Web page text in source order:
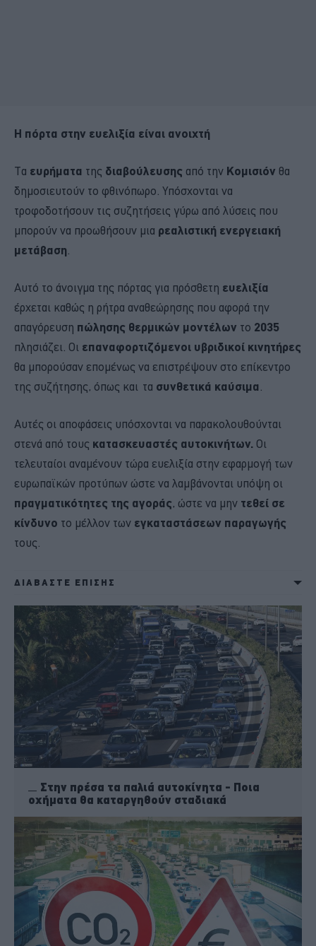
Η πόρτα στην ευελιξία είναι ανοιχτή
Τα ευρήματα της διαβούλευσης από την Κομισιόν θα
δημοσιευτούν το φθινόπωρο. Υπόσχονται να
τροφοδοτήσουν τις συζητήσεις γύρω από λύσεις που
μπορούν να προωθήσουν μια ρεαλιστική ενεργειακή
μετάβαση.
Αυτό το άνοιγμα της πόρτας για πρόσθετη ευελιξία
έρχεται καθώς η ρήτρα αναθεώρησης που αφορά την
απαγόρευση πώλησης θερμικών μοντέλων το 2035
πλησιάζει. Οι επαναφορτιζόμενοι υβριδικοί κινητήρες
θα μπορούσαν επομένως να επιστρέψουν στο επίκεντρο
της συζήτησης, όπως και τα συνθετικά καύσιμα.
Αυτές οι αποφάσεις υπόσχονται να παρακολουθούνται
στενά από τους κατασκευαστές αυτοκινήτων. Οι
τελευταίοι αναμένουν τώρα ευελιξία στην εφαρμογή των
ευρωπαϊκών προτύπων ώστε να λαμβάνονται υπόψη οι
πραγματικότητες της αγοράς, ώστε να μην τεθεί σε
κίνδυνο το μέλλον των εγκαταστάσεων παραγωγής
τους.
ΔΙΑΒΑΣΤΕ ΕΠΙΣΗΣ
Στην πρέσα τα παλιά αυτοκίνητα - Ποια
οχήματα θα καταργηθούν σταδιακά